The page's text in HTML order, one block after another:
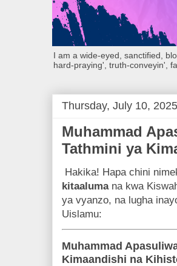
I am a wide-eyed, sanctified,
hard-praying', truth-conveyin',
Thursday, July 10, 2025
Muhammad
Tathmini ya
Hakika! Hapa chini
kitaalumana kwa
ya vyanzo, na lugha
Uislamu:
Muhammad
Kimaandishi na